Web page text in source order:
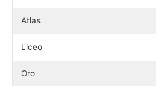
Atlas
Liceo
Oro